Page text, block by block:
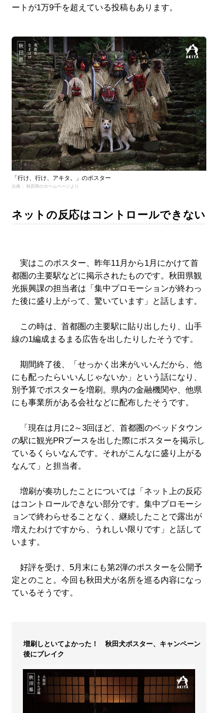
ートが1万9千を超えている投稿もあります。
「行け、行け、アキタ。」のポスター
出典： 秋田県のホームページより
ネットの反応はコントロールできない
実はこのポスター、昨年11月から1月にかけて首
都圏の主要駅などに掲示されたものです。秋田県観
光振興課の担当者は「集中プロモーションが終わっ
た後に盛り上がって、驚いています」と話します。
この時は、首都圏の主要駅に貼り出したり、山手
線の1編成まるまる広告を出したりしたそうです。
期間終了後、「せっかく出来がいいんだから、他
にも配ったらいいんじゃないか」という話になり、
別予算でポスターを増刷。県内の金融機関や、他県
にも事業所がある会社などに配布したそうです。
「現在は月に2～3回ほど、首都圏のベッドタウン
の駅に観光PRブースを出した際にポスターを掲示し
ているくらいなんです。それがこんなに盛り上がる
なんて」と担当者。
増刷が奏功したことについては「ネット上の反応
はコントロールできない部分です。集中プロモーシ
ョンで終わらせることなく、継続したことで露出が
増えたわけですから、うれしい限りです」と話して
います。
好評を受け、5月末にも第2弾のポスターを公開予
定とのこと。今回も秋田犬が名所を巡る内容になっ
ているそうです。
増刷しといてよかった！ 秋田犬ポスター、キャンペーン
後にブレイク